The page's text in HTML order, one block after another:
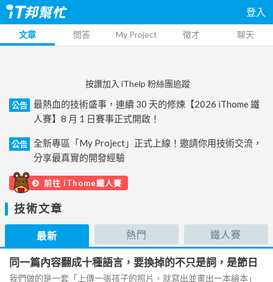
登入
文章 問答 My Project 徵才 聊天
按讚加入 iThelp 粉絲團追蹤
公告
最熱血的技術盛事，連續 30 天的修煉【2026 iThome 鐵
人賽】8 月 1 日賽事正式開啟！
公告
全新專區「My Project」正式上線！邀請你用技術交流，
分享最真實的開發經驗
前往 iThome鐵人賽
技術文章
最新 熱門 鐵人賽
同一篇內容翻成十種語言，要換掉的不只是詞，是節日
我們做的是一套「上傳一張孩子的照片，就寫出並畫出一本繪本」